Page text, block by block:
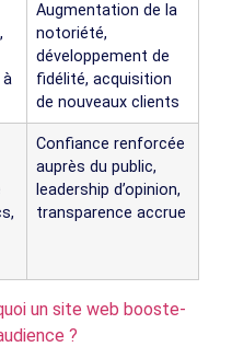
Augmentation de la
notoriété,
développement de
fidélité, acquisition
de nouveaux clients
Confiance renforcée
auprès du public,
leadership d’opinion,
transparence accrue
un site web booste-
?